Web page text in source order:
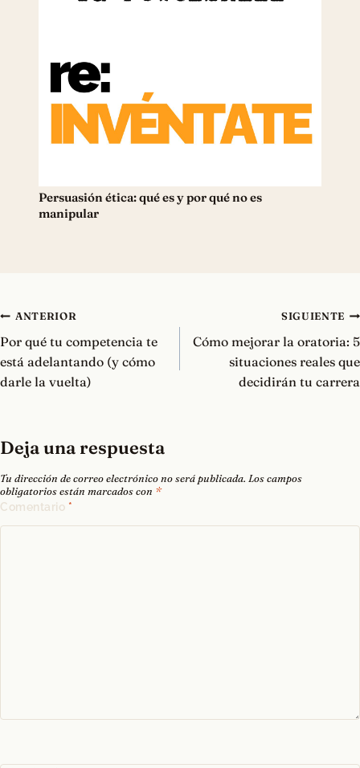
Persuasión ética: qué es y por qué no es
manipular
Navegación
de
entradas
ANTERIOR
Por qué tu competencia te
está adelantando (y cómo
darle la vuelta)
SIGUIENTE
Cómo mejorar la oratoria: 5
situaciones reales que
decidirán tu carrera
Deja una respuesta
Tu dirección de correo electrónico no será publicada. Los campos
obligatorios están marcados con *
Comentario *